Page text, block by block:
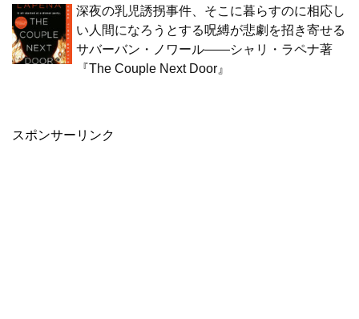
深夜の乳児誘拐事件、そこに暮らすのに相応し
い人間になろうとする呪縛が悲劇を招き寄せる
サバーバン・ノワール――シャリ・ラペナ著
『The Couple Next Door』
スポンサーリンク